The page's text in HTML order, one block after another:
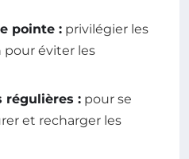
pointe : privilégier les
éviter les
régulières : pour se
et recharger les